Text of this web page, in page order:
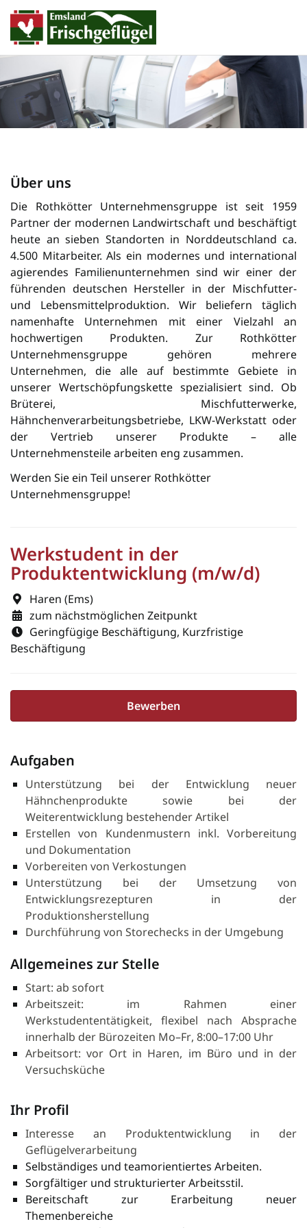
Werkstudent in der
Produktentwicklung (m/w/d)
Haren (Ems)
zum nächstmöglichen Zeitpunkt
Geringfügige Beschäftigung, Kurzfristige
Beschäftigung
Bewerben
Über uns
Die Rothkötter Unternehmensgruppe ist seit 1959
Partner der modernen Landwirtschaft und beschäftigt
heute an sieben Standorten in Norddeutschland ca.
4.500 Mitarbeiter. Als ein modernes und international
agierendes Familienunternehmen sind wir einer der
füh­ren­den deutschen Her­steller in der Misch­futter-
und Lebensmittelproduktion. Wir beliefern täglich
namenhafte Unter­neh­men mit einer Vielzahl an
hochwertigen Pro­dukten. Zur Rothkötter
Unternehmensgruppe gehören mehrere
Unternehmen, die alle auf bestimmte Gebiete in
unserer Wertschöpfungskette spezialisiert sind. Ob
Brüterei, Mischfutterwerke,
Hähnchenverarbeitungsbetriebe, LKW-Werkstatt oder
der Vertrieb unserer Produkte – alle
Unternehmensteile arbeiten eng zusammen.
Werden Sie ein Teil unserer Rothkötter
Unternehmensgruppe!
Aufgaben
Unterstützung bei der Entwicklung neuer
Hähnchenprodukte sowie bei der
Weiterentwicklung bestehender Artikel
Erstellen von Kundenmustern inkl. Vorbereitung
und Dokumentation
Vorbereiten von Verkostungen
Unterstützung bei der Umsetzung von
Entwicklungsrezepturen in der
Produktionsherstellung
Durchführung von Storechecks in der Umgebung
Allgemeines zur Stelle
Start: ab sofort
Arbeitszeit: im Rahmen einer
Werkstudententätigkeit, flexibel nach Absprache
innerhalb der Bürozeiten Mo–Fr, 8:00–17:00 Uhr
Arbeitsort: vor Ort in Haren, im Büro und in der
Versuchsküche
Ihr Profil
Interesse an Produktentwicklung in der
Geflügelverarbeitung
Selbständiges und teamorientiertes Arbeiten.
Sorgfältiger und strukturierter Arbeitsstil.
Bereitschaft zur Erarbeitung neuer
Themenbereiche